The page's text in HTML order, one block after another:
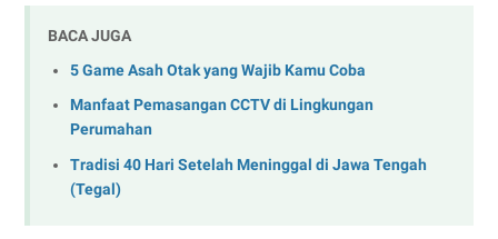
BACA JUGA
5 Game Asah Otak yang Wajib Kamu Coba
Manfaat Pemasangan CCTV di Lingkungan
Perumahan
Tradisi 40 Hari Setelah Meninggal di Jawa Tengah
(Tegal)